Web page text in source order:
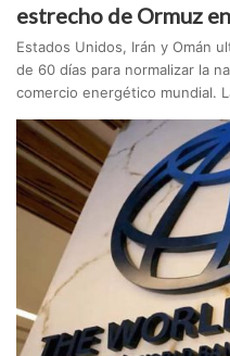
estrecho de Ormuz
Estados Unidos, Irán y Omán
de 60 días para normalizar la
comercio energético mundial.